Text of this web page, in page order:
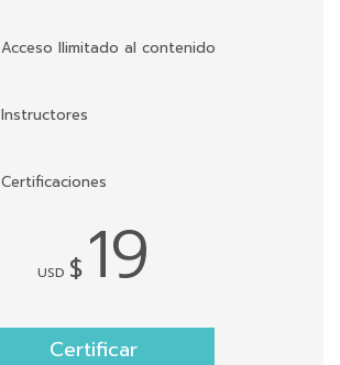
Acceso llimitado al contenido
Instructores
Certificaciones
USD $ 19
Certificar